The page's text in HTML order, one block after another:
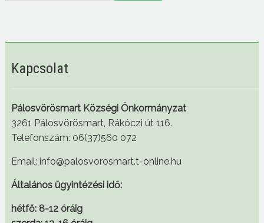
Kapcsolat
Pálosvörösmart Községi Önkormányzat
3261 Pálosvörösmart, Rákóczi út 116.
Telefonszám: 06(37)560 072
Email: info@palosvorosmart.t-online.hu
Általános ügyintézési idő:
hétfő: 8-12 óráig